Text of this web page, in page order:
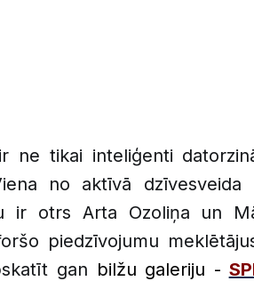
ne tikai inteliģenti
no aktīvā dzīvesveida
ir otrs Arta Ozoliņa un
piedzīvojumu
gan bilžu galeriju -